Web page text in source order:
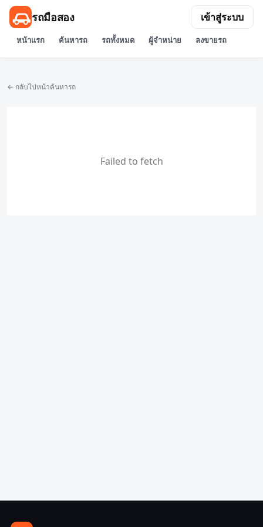
รถมือสอง
หน้าแรก ค้นหารถ รถทั้งหมด ผู้จำหน่าย ลงขายรถ
เข้าสู่ระบบ
← กลับไปหน้าค้นหารถ
Failed to fetch